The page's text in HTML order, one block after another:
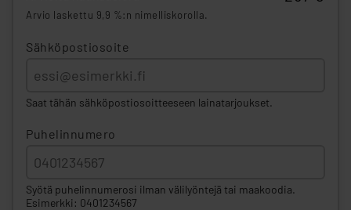
Arvio laskettu 9,9 %:n nimelliskorolla.
Sähköpostiosoite
Saat tähän sähköpostiosoitteeseen lainatarjoukset.
Puhelinnumero
Syötä puhelinnumerosi ilman välilyöntejä tai maakoodia.
Esimerkki: 0401234567